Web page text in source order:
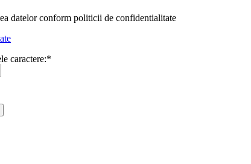
datelor conform politicii de confidentialitate
caractere:*